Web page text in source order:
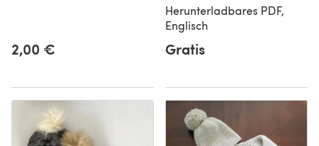
2,00 €
Herunterladbares PDF,
Englisch
Gratis